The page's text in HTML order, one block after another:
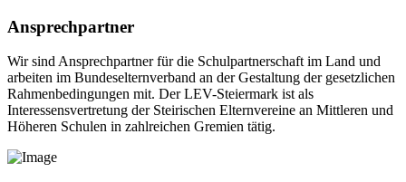
Ansprechpartner
Wir sind Ansprechpartner für die Schulpartnerschaft im Land und
arbeiten im Bundeselternverband an der Gestaltung der gesetzlichen
Rahmenbedingungen mit. Der LEV-Steiermark ist als
Interessensvertretung der Steirischen Elternvereine an Mittleren und
Höheren Schulen in zahlreichen Gremien tätig.